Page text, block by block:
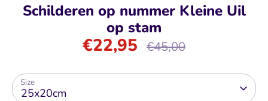
Schilderen op nummer Kleine Uil
op stam
€22,95
Normale
€45,00
Size
25x20cm